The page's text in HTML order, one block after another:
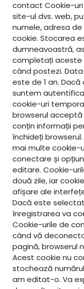
contact Cookie-
site-ul dvs. web,
numele, adresa
cookie. Stocarea
dumneavoastră,
completați
când postezi.
este de 1 an.
suntem
cookie-uri
browserul
conțin informații
închideți
mai multe cookie-
conectare și
editare. Cookie-
două zile, iar
afișare ale
Dacă este
înregistrarea va
Cookie-urile de
când vă
pagină, browserul
Acest cookie nu
stochează
am editat-o. Va